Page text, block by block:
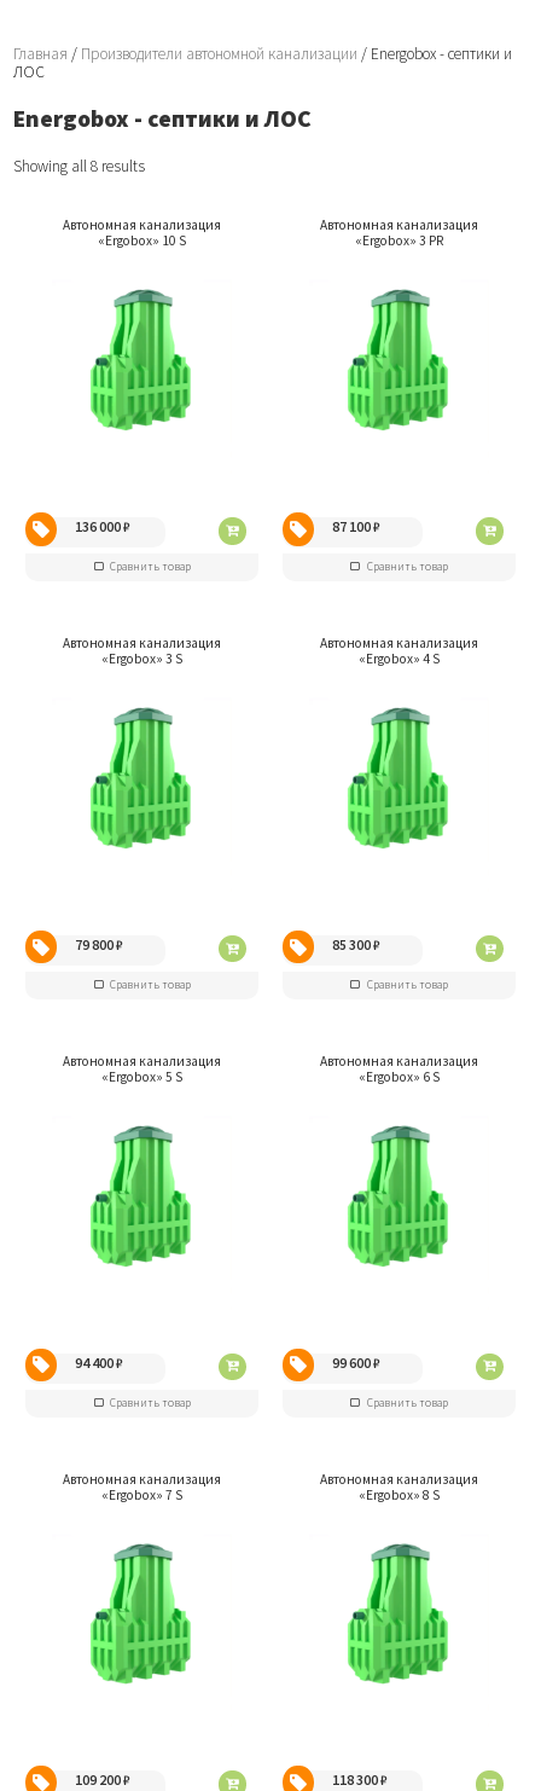
Главная / Производители автономной канализации / Energobox - септики и
ЛОС
Energobox - септики и ЛОС
Showing all 8 results
Автономная канализация
«Ergobox» 10 S
136 000₽
Сравнить товар
Автономная канализация
«Ergobox» 3 PR
87 100₽
Сравнить товар
Автономная канализация
«Ergobox» 3 S
79 800₽
Сравнить товар
Автономная канализация
«Ergobox» 4 S
85 300₽
Сравнить товар
Автономная канализация
«Ergobox» 5 S
94 400₽
Сравнить товар
Автономная канализация
«Ergobox» 6 S
99 600₽
Сравнить товар
Автономная канализация
«Ergobox» 7 S
109 200₽
Автономная канализация
«Ergobox» 8 S
118 300₽